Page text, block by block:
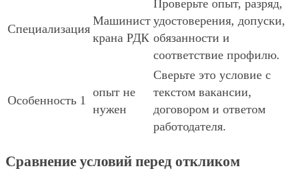
Специализация
Машинист
крана РДК
Проверьте опыт, разряд,
удостоверения, допуски,
обязанности и
соответствие профилю.
Особенность 1
опыт не
нужен
Сверьте это условие с
текстом вакансии,
договором и ответом
работодателя.
Сравнение условий перед откликом